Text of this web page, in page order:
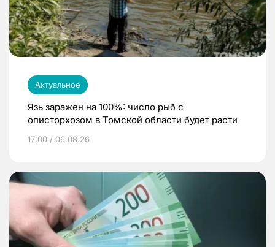
Актуальное
Язь заражен на 100%: число рыб с
описторхозом в Томской области будет расти
17:00 / 06.08.26